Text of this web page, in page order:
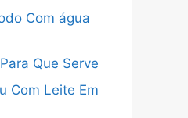
Com água
Que Serve
Com Leite Em